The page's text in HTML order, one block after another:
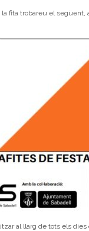
fita trobareu el següent,
al llarg de tots els